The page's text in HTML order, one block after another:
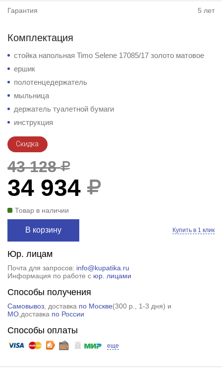
Гарантия 5 лет
Комплектация
стойка напольная Timo Selene 17085/17 золото матовое
ершик
полотенцедержатель
мыльница
держатель туалетной бумаги
инструкция
Скидка
43 128
34 934
Товар в наличии
В корзину Купить в 1 клик
Юр. лицам
Почта для запросов: info@kupatika.ru
Информация по работе с юр. лицами
Способы получения
Самовывоз, доставка по Москве(300 р.
, 1-3 дня) и
МО,доставка по России
Способы оплаты
еще